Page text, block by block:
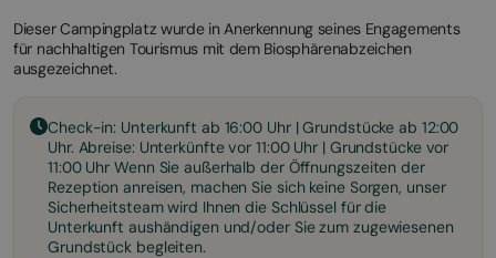
Dieser Campingplatz wurde in Anerkennung seines Engagements
für nachhaltigen Tourismus mit dem Biosphärenabzeichen
ausgezeichnet.
Check-in: Unterkunft ab 16:00 Uhr | Grundstücke ab 12:00
Uhr. Abreise: Unterkünfte vor 11:00 Uhr | Grundstücke vor
11:00 Uhr Wenn Sie außerhalb der Öffnungszeiten der
Rezeption anreisen, machen Sie sich keine Sorgen, unser
Sicherheitsteam wird Ihnen die Schlüssel für die
Unterkunft aushändigen und/oder Sie zum zugewiesenen
Grundstück begleiten.